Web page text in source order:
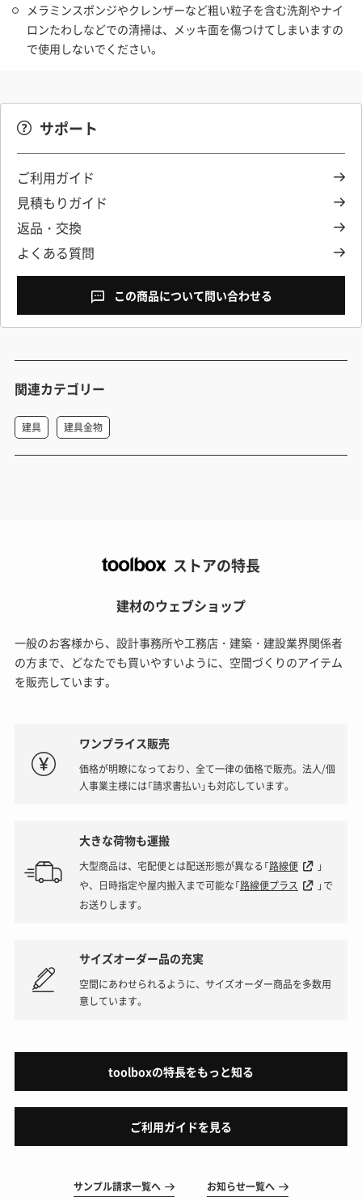
メラミンスポンジやクレンザーなど粗い粒子を含む洗剤やナイ
ロンたわしなどでの清掃は、メッキ面を傷つけてしまいますの
で使用しないでください。
サポート
ご利用ガイド
見積もりガイド
返品・交換
よくある質問
この商品について問い合わせる
関連カテゴリー
建具 建具金物
ストアの特長
建材のウェブショップ
一般のお客様から、設計事務所や工務店・建築・建設業界関係者
の方まで、どなたでも買いやすいように、空間づくりのアイテム
を販売しています。
ワンプライス販売
価格が明瞭になっており、全て一律の価格で販売。法人/個
人事業主様には「請求書払い」も対応しています。
大きな荷物も運搬
大型商品は、宅配便とは配送形態が異なる「路線便
」
や、日時指定や屋内搬入まで可能な「路線便プラス
」で
お送りします。
サイズオーダー品の充実
空間にあわせられるように、サイズオーダー商品を多数用
意しています。
toolboxの特長をもっと知る
ご利用ガイドを見る
サンプル請求一覧へ お知らせ一覧へ